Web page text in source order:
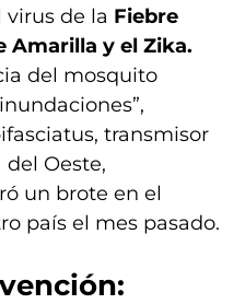
de la Fiebre
Amarilla y el Zika.
del mosquito
transmisor
Oeste,
un brote en el
país el mes pasado.